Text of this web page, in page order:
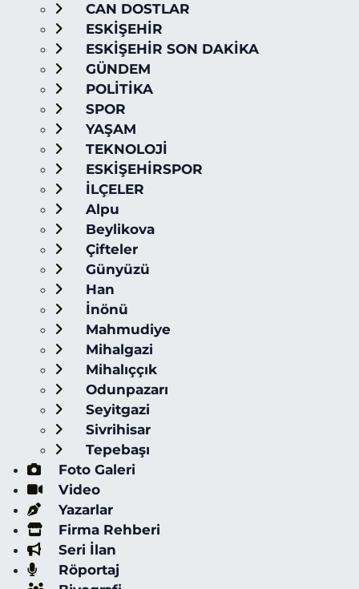
CAN DOSTLAR
ESKİŞEHİR
ESKİŞEHİR SON DAKİKA
GÜNDEM
POLİTİKA
SPOR
YAŞAM
TEKNOLOJİ
ESKİŞEHİRSPOR
İLÇELER
Alpu
Beylikova
Çifteler
Günyüzü
Han
İnönü
Mahmudiye
Mihalgazi
Mihalıççık
Odunpazarı
Seyitgazi
Sivrihisar
Tepebaşı
Foto Galeri
Video
Yazarlar
Firma Rehberi
Seri İlan
Röportaj